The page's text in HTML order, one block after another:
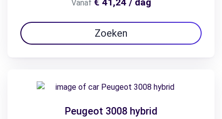
Vanaf € 41,24 / dag
Zoeken
Peugeot 3008 hybrid